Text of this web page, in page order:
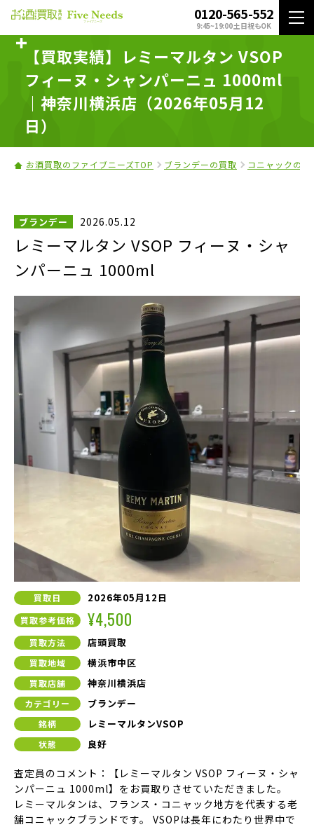
0120-565-552
9:45~19:00 土日祝もOK
【買取実績】レミーマルタン VSOP
フィーヌ・シャンパーニュ 1000ml
｜神奈川横浜店（2026年05月12
日）
お酒買取のファイブニーズTOP ブランデーの買取 コニャックの買
ブランデー 2026.05.12
レミーマルタン VSOP フィーヌ・シャ
ンパーニュ 1000ml
買取日 2026年05月12日
買取参考価格 ¥4,500
買取方法 店頭買取
買取地域 横浜市中区
買取店舗 神奈川横浜店
カテゴリー ブランデー
銘柄 レミーマルタンVSOP
状態 良好
査定員のコメント：【レミーマルタン VSOP フィーヌ・シャ
ンパーニュ 1000ml】をお買取りさせていただきました。
レミーマルタンは、フランス・コニャック地方を代表する老
舗コニャックブランドです。 VSOPは長年にわたり世界中で